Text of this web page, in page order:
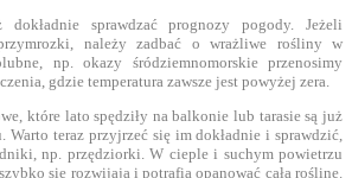
sprawdzać prognozy pogody. Jeżeli
należy zadbać o wrażliwe rośliny w
np. okazy śródziemnomorskie przenosimy
gdzie temperatura zawsze jest powyżej zera.
które lato spędziły na balkonie lub tarasie są już
Warto teraz przyjrzeć się im dokładnie i sprawdzić,
np. przędziorki. W cieple i suchym powietrzu
się rozwijają i potrafią opanować całą roślinę.